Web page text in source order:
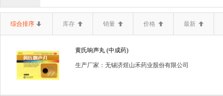
二类器械.10输血、 二类器械.12 二类器械.13无源植
二类器械.19医用康
二类器械.6807胸
综合排序 库存 销量 价格 最新
黄氏响声丸 (中成药)
生产厂家：无锡济煜山禾药业股份有限公司